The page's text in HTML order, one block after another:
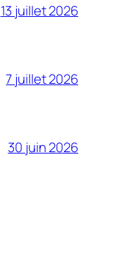
13 juillet 2026
7 juillet 2026
30 juin 2026